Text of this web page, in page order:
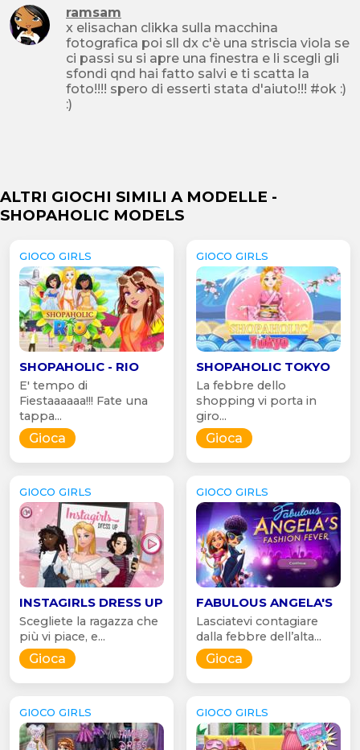
ramsam
x elisachan clikka sulla macchina
fotografica poi sll dx c'è una striscia viola se
ci passi su si apre una finestra e li scegli gli
sfondi qnd hai fatto salvi e ti scatta la
foto!!!! spero di esserti stata d'aiuto!!! #ok :)
:)
ALTRI GIOCHI SIMILI A MODELLE -
SHOPAHOLIC MODELS
GIOCO GIRLS
SHOPAHOLIC - RIO
E' tempo di
Fiestaaaaaa!!! Fate una
tappa...
Gioca
GIOCO GIRLS
SHOPAHOLIC TOKYO
La febbre dello
shopping vi porta in
giro...
Gioca
GIOCO GIRLS
INSTAGIRLS DRESS UP
Scegliete la ragazza che
più vi piace, e...
Gioca
GIOCO GIRLS
FABULOUS ANGELA'S
Lasciatevi contagiare
dalla febbre dell’alta...
Gioca
GIOCO GIRLS GIOCO GIRLS